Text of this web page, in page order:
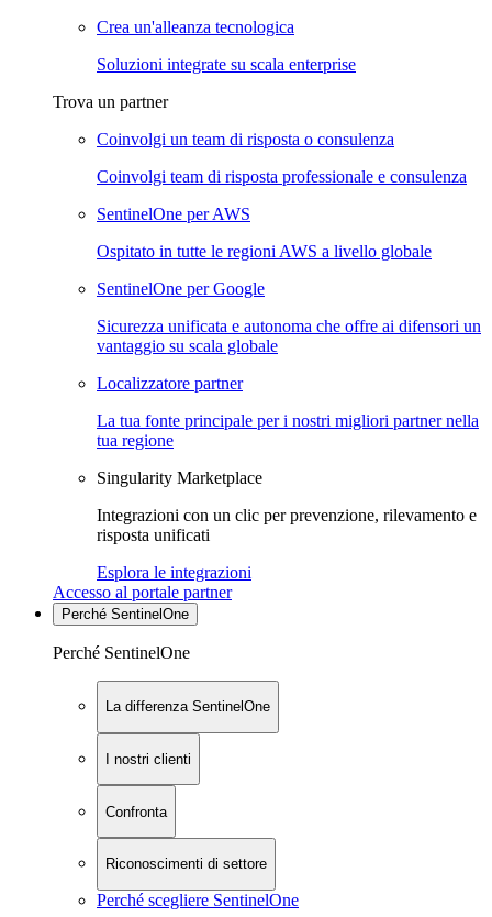
Crea un'alleanza tecnologica
Soluzioni integrate su scala enterprise
Trova un partner
Coinvolgi un team di risposta o consulenza
Coinvolgi team di risposta professionale e consulenza
SentinelOne per AWS
Ospitato in tutte le regioni AWS a livello globale
SentinelOne per Google
Sicurezza unificata e autonoma che offre ai difensori un
vantaggio su scala globale
Localizzatore partner
La tua fonte principale per i nostri migliori partner nella
tua regione
Singularity Marketplace
Integrazioni con un clic per prevenzione, rilevamento e
risposta unificati
Esplora le integrazioni
Accesso al portale partner
Perché SentinelOne
Perché SentinelOne
La differenza SentinelOne
I nostri clienti
Confronta
Riconoscimenti di settore
Perché scegliere SentinelOne